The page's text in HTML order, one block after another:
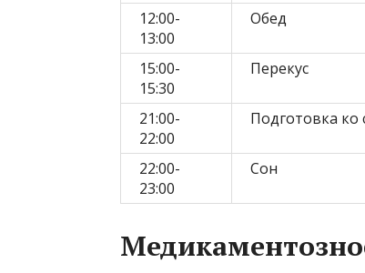
12:00-
13:00
Обед
15:00-
15:30
Перекус
21:00-
22:00
Подготовка ко
22:00-
23:00
Сон